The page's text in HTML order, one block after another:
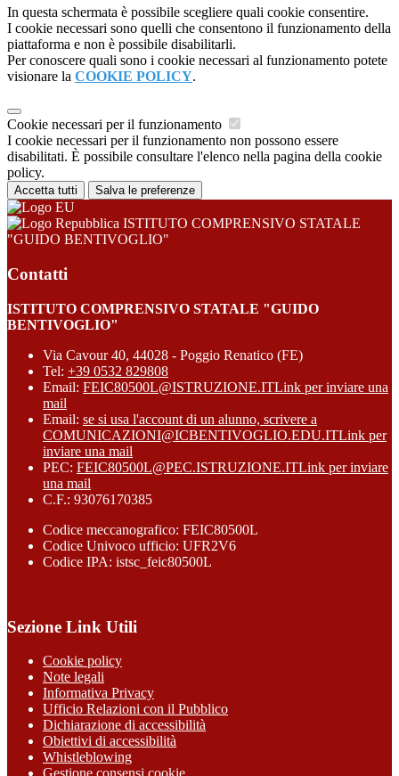
In questa schermata è possibile scegliere quali cookie consentire.
I cookie necessari sono quelli che consentono il funzionamento della
piattaforma e non è possibile disabilitarli.
Per conoscere quali sono i cookie necessari al funzionamento potete
visionare la COOKIE POLICY.
Cookie necessari per il funzionamento
I cookie necessari per il funzionamento non possono essere
disabilitati. È possibile consultare l'elenco nella pagina della cookie
policy.
Accetta tutti Salva le preferenze
ISTITUTO COMPRENSIVO STATALE
"GUIDO BENTIVOGLIO"
Contatti
ISTITUTO COMPRENSIVO STATALE "GUIDO
BENTIVOGLIO"
Via Cavour 40, 44028 - Poggio Renatico (FE)
Tel: +39 0532 829808
Email: FEIC80500L@ISTRUZIONE.ITLink per inviare una
mail
Email: se si usa l'account di un alunno, scrivere a
COMUNICAZIONI@ICBENTIVOGLIO.EDU.ITLink per
inviare una mail
PEC: FEIC80500L@PEC.ISTRUZIONE.ITLink per inviare
una mail
C.F.: 93076170385
Codice meccanografico: FEIC80500L
Codice Univoco ufficio: UFR2V6
Codice IPA: istsc_feic80500L
Sezione Link Utili
Cookie policy
Note legali
Informativa Privacy
Ufficio Relazioni con il Pubblico
Dichiarazione di accessibilità
Obiettivi di accessibilità
Whistleblowing